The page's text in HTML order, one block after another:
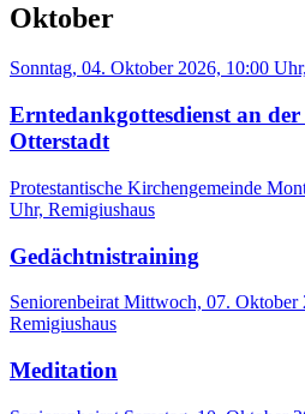
Oktober
Sonntag, 04. Oktober 2026, 10:00 Uhr,
Erntedankgottesdienst an
Otterstadt
Protestantische Kirchengemeinde
Uhr, Remigiushaus
Gedächtnistraining
Seniorenbeirat Mittwoch, 07. Oktober
Remigiushaus
Meditation